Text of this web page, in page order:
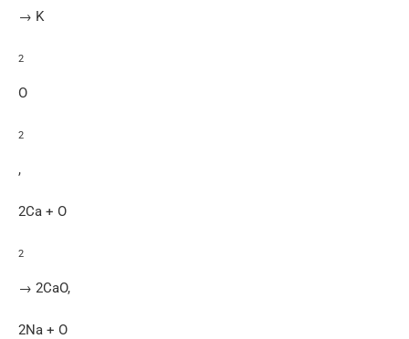
→ K
2
O
2
,
2Ca + O
2
→ 2CaO,
2Na + O